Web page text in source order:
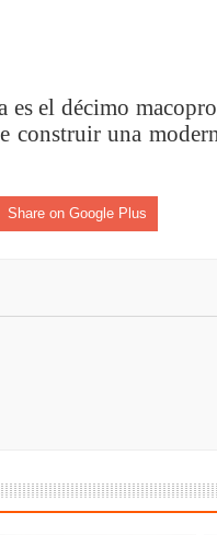
Medellín fue
contaminantes
ponen en máxima
es el décimo
una
Share on Google Plus